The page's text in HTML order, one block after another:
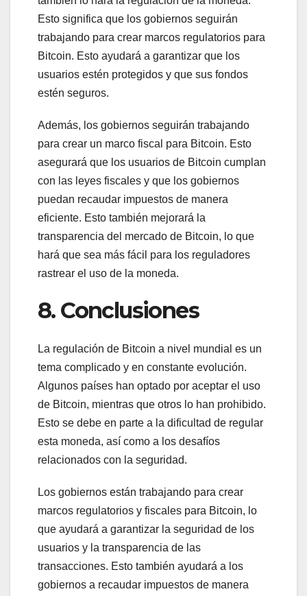
Esto significa que los gobiernos seguirán
trabajando para crear marcos regulatorios para
Bitcoin. Esto ayudará a garantizar que los
usuarios estén protegidos y que sus fondos
estén seguros.
Además, los gobiernos seguirán trabajando
para crear un marco fiscal para Bitcoin. Esto
asegurará que los usuarios de Bitcoin cumplan
con las leyes fiscales y que los gobiernos
puedan recaudar impuestos de manera
eficiente. Esto también mejorará la
transparencia del mercado de Bitcoin, lo que
hará que sea más fácil para los reguladores
rastrear el uso de la moneda.
8. Conclusiones
La regulación de Bitcoin a nivel mundial es un
tema complicado y en constante evolución.
Algunos países han optado por aceptar el uso
de Bitcoin, mientras que otros lo han prohibido.
Esto se debe en parte a la dificultad de regular
esta moneda, así como a los desafíos
relacionados con la seguridad.
Los gobiernos están trabajando para crear
marcos regulatorios y fiscales para Bitcoin, lo
que ayudará a garantizar la seguridad de los
usuarios y la transparencia de las
transacciones. Esto también ayudará a los
gobiernos a recaudar impuestos de manera